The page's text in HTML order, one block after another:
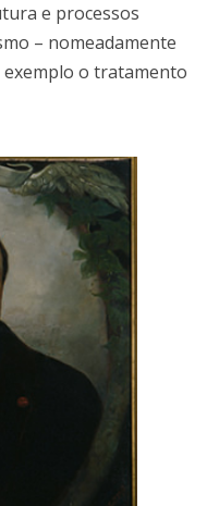
e processos
– nomeadamente
exemplo o tratamento